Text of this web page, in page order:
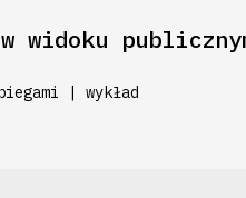
widoku
| wykład